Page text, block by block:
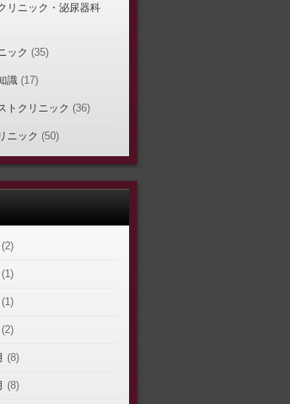
リニック・泌尿器科
ック (35)
識(17)
トクリニック (36)
ニック (50)
(2)
(1)
(1)
(2)
(8)
(8)